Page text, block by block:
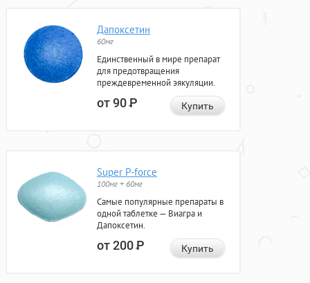
Дапоксетин
60мг
Единственный в мире препарат
для предотвращения
преждевременной эякуляции.
от 90Р Купить
Super P-force
100мг + 60мг
Самые популярные препараты в
одной таблетке — Виагра и
Дапоксетин.
от 200Р Купить